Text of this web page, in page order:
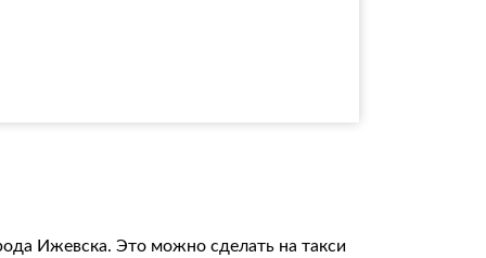
Ижевска. Это можно сделать на такси